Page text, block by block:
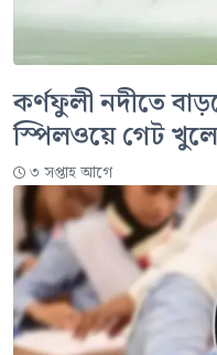
কর্ণফুলী নদীতে
স্পিলওয়ে গেট
৩ সপ্তাহ আগে